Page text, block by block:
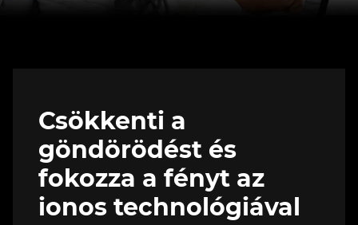
Csökkenti a
göndörödést és
fokozza a fényt az
ionos technológiával